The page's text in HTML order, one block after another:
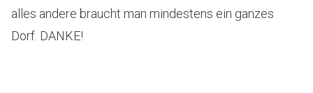
alles andere braucht man mindestens ein ganzes
Dorf. DANKE!